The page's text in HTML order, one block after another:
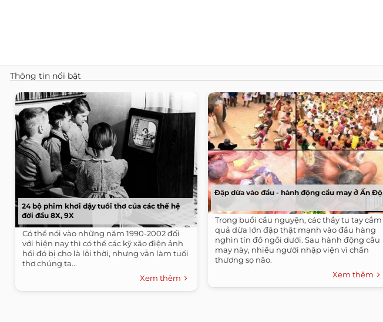
Thông tin nổi bật
24 bộ phim khơi dậy tuổi thơ của các thế hệ
đời đầu 8X, 9X
Có thể nói vào những năm 1990-2002 đối
với hiện nay thì có thể các kỹ xão điện ảnh
hồi đó bị cho là lỗi thời, nhưng vẫn làm tuổi
thơ chúng ta...
Xem thêm
Đập dừa vào đầu - hành động cầu may ở Ấn Độ
Trong buổi cầu nguyện, các thầy tu tay cầm
quả dừa lớn đập thật mạnh vào đầu hàng
nghìn tín đồ ngồi dưới. Sau hành động cầu
may này, nhiều người nhập viện vì chấn
thương sọ não.
Xem thêm